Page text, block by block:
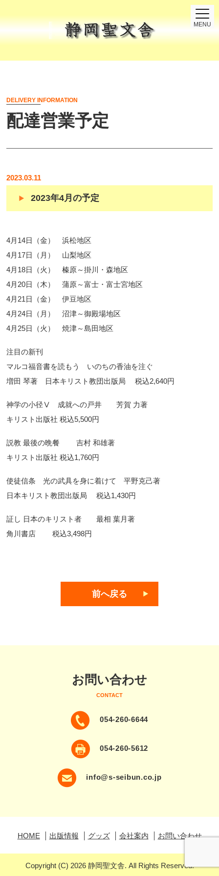
MENU
DELIVERY INFORMATION
配達営業予定
2023.03.11
2023年4月の予定
4月14日（金） 浜松地区
4月17日（月） 山梨地区
4月18日（火） 榛原～掛川・森地区
4月20日（木） 蒲原～富士・富士宮地区
4月21日（金） 伊豆地区
4月24日（月） 沼津～御殿場地区
4月25日（火） 焼津～島田地区
注目の新刊
マルコ福音書を読もう いのちの香油を注ぐ
増田 琴著 日本キリスト教団出版局 税込2,640円
神学の小径Ⅴ 成就への戸井 芳賀 力著
キリスト出版社 税込5,500円
説教 最後の晩餐 吉村 和雄著
キリスト出版社 税込1,760円
使徒信条 光の武具を身に着けて 平野克己著
日本キリスト教団出版局 税込1,430円
証し 日本のキリスト者 最相 葉月著
角川書店 税込3,498円
前へ戻る
お問い合わせ
CONTACT
054-260-6644
054-260-5612
info@s-seibun.co.jp
HOME 出版情報 グッズ 会社案内 お問い合わせ
Copyright (C) 2026 静岡聖文舎. All Rights Reserved.